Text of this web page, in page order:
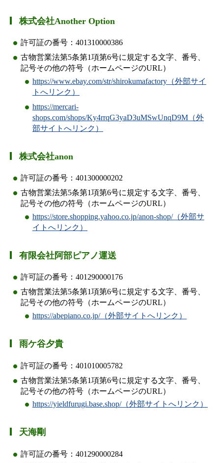
株式会社Another Option
許可証の番号：401310000386
古物営業法第5条第1項第6号に規定する文字、番号、
記号その他の符号（ホームページのURL）
https://www.ebay.com/str/shirokumafactory（外部サイ
トへリンク）
https://mercari-
shops.com/shops/Ky4rrqG3yaD3uMSwUnqD9M（外
部サイトへリンク）
株式会社anon
許可証の番号：401300000202
古物営業法第5条第1項第6号に規定する文字、番号、
記号その他の符号（ホームページのURL）
https://store.shopping.yahoo.co.jp/anon-shop/（外部サ
イトへリンク）
有限会社阿部ピアノ運送
許可証の番号：401290000176
古物営業法第5条第1項第6号に規定する文字、番号、
記号その他の符号（ホームページのURL）
https://abepiano.co.jp/（外部サイトへリンク）
雨ケ谷夕貴
許可証の番号：401010005782
古物営業法第5条第1項第6号に規定する文字、番号、
記号その他の符号（ホームページのURL）
https://yieldfurugi.base.shop/（外部サイトへリンク）
天海剛
許可証の番号：401290000284